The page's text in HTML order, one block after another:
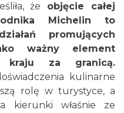
że objęcie całej
Michelin to
promujących
ważny element
kraju za granicą.
kulinarne
rolę w turystyce, a
kierunki właśnie ze